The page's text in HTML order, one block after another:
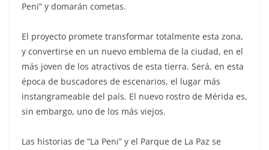
Peni” y domarán cometas.
El proyecto promete transformar totalmente esta zona,
y convertirse en un nuevo emblema de la ciudad, en el
más joven de los atractivos de esta tierra. Será, en esta
época de buscadores de escenarios, el lugar más
instangrameable del país. El nuevo rostro de Mérida es,
sin embargo, uno de los más viejos.
Las historias de “La Peni” y el Parque de La Paz se